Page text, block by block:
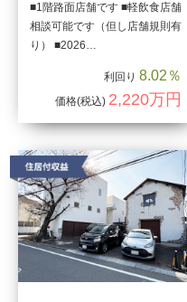
■1階路面店舗です ■軽飲食店舗
相談可能です（但し店舗規則有
り） ■2026…
利回り8.02％
価格(税込) 2,220万円